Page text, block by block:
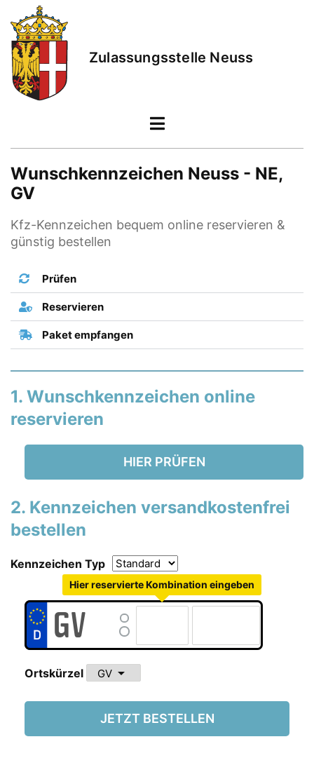
Zulassungsstelle Neuss
Wunschkennzeichen Neuss - NE,
GV
Kfz-Kennzeichen bequem online reservieren &
günstig bestellen
Prüfen
Reservieren
Paket empfangen
1. Wunschkennzeichen online
reservieren
HIER PRÜFEN
2. Kennzeichen versandkostenfrei
bestellen
Kennzeichen Typ
Hier reservierte Kombination eingeben
Ortskürzel arrow_drop_down
JETZT BESTELLEN